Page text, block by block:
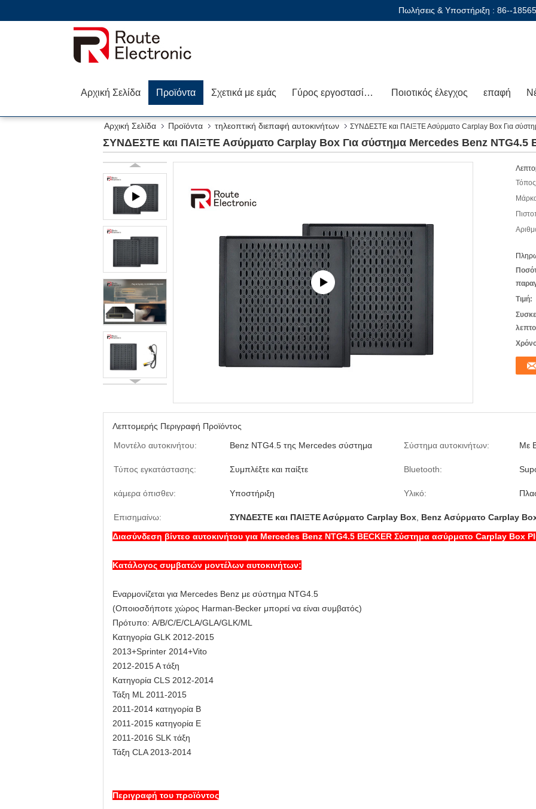
Πωλήσεις & Υποστήριξη : 86--
Αρχική Σελίδα Προϊόντα Σχετικά με εμάς Γύρος εργοστασίων Ποιοτικός έλεγχος επαφή
Αρχική Σελίδα Προϊόντα τηλεοπτική διεπαφή αυτοκινήτων ΣΥΝΔΕΣΤΕ και ΠΑΙΞΤΕ Ασύρματο Carplay Box Για
ΣΥΝΔΕΣΤΕ και ΠΑΙΞΤΕ Ασύρματο Carplay Box Για σύστημα Mercedes Benz NTG4.5
Τιμή:
Λεπτομερής Περιγραφή Προϊόντος
Μοντέλο αυτοκινήτου:
Benz NTG4.5 της Mercedes σύστημα Σύστημα αυτοκινήτων: Με
Τύπος εγκατάστασης: Συμπλέξτε και παίξτε Bluetooth:
κάμερα όπισθεν: Υποστήριξη Υλικό:
Επισημαίνω: ΣΥΝΔΕΣΤΕ και ΠΑΙΞΤΕ Ασύρματο Carplay Box Benz Ασύρματο Carplay
Διασύνδεση βίντεο αυτοκινήτου για Mercedes Benz NTG4.5 BECKER Σύστημα ασύρματο Carplay Box
Κατάλογος συμβατών μοντέλων αυτοκινήτων:
Εναρμονίζεται για Mercedes Benz με σύστημα NTG4.5
(Οποιοσδήποτε χώρος Harman-Becker μπορεί να είναι συμβατός)
Πρότυπο: A/B/C/E/CLA/GLA/GLK/ML
Κατηγορία GLK 2012-2015
2013+Sprinter 2014+Vito
2012-2015 Α τάξη
Κατηγορία CLS 2012-2014
Τάξη ML 2011-2015
2011-2014 κατηγορία Β
2011-2015 κατηγορία Ε
2011-2016 SLK τάξη
Τάξη CLA 2013-2014
Περιγραφή του προϊόντος